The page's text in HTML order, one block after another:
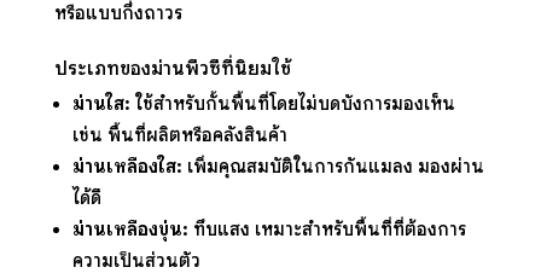
หรือแบบกึ่งถาวร
ประเภทของม่านพีวีซีที่นิยมใช้
ม่านใส: ใช้สำหรับกั้นพื้นที่โดยไม่บดบังการมองเห็น
เช่น พื้นที่ผลิตหรือคลังสินค้า
ม่านเหลืองใส: เพิ่มคุณสมบัติในการกันแมลง มองผ่าน
ได้ดี
ม่านเหลืองขุ่น: ทึบแสง เหมาะสำหรับพื้นที่ที่ต้องการ
ความเป็นส่วนตัว